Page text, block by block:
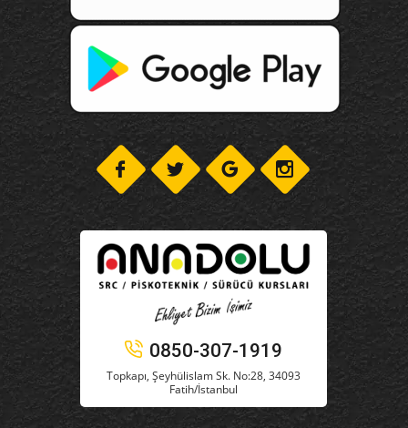
0850-307-1919
Topkapı, Şeyhülislam Sk. No:28, 34093
Fatih/İstanbul